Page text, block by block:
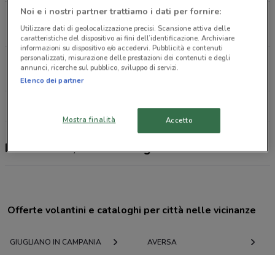
Via Bernini, 3 Napoli
9.9 km
CHIUSO
Via Cardinale Guglielmo Sanfelice, 14 Napoli
10.5 km
Tutti i negozi Findomestic
Findomestic, offerte e negozi
Offerte volantini e cataloghi per città nelle vicinanze
GIUGLIANO IN CAMPANIA AVERSA
Noi e i nostri partner trattiamo i dati per fornire:
Utilizzare dati di geolocalizzazione precisi. Scansione attiva delle
caratteristiche del dispositivo ai fini dell’identificazione. Archiviare
informazioni su dispositivo e/o accedervi. Pubblicità e contenuti
personalizzati, misurazione delle prestazioni dei contenuti e degli
annunci, ricerche sul pubblico, sviluppo di servizi.
Elenco dei partner
Mostra finalità Accetto